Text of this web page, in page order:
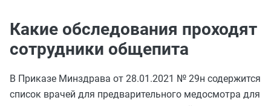
Какие обследования проходят
сотрудники общепита
В Приказе Минздрава от 28.01.2021 № 29н содержится
список врачей для предварительного медосмотра для